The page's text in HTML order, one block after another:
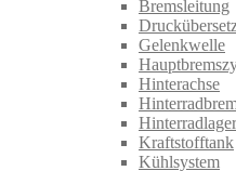
Bremsleitung
Gelenkwelle
Hinterachse
Kraftstofftank
Kühlsystem